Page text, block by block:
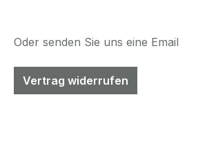
Oder senden Sie uns eine Email
Vertrag widerrufen